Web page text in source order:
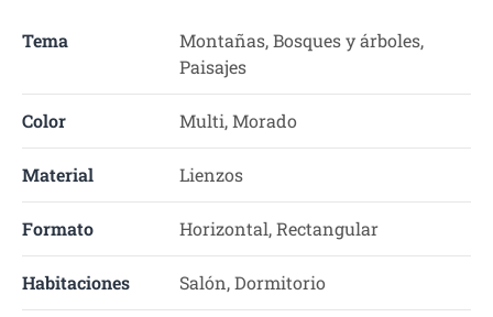
Tema
Montañas, Bosques y árboles,
Paisajes
Color Multi, Morado
Material Lienzos
Formato Horizontal, Rectangular
Habitaciones Salón, Dormitorio